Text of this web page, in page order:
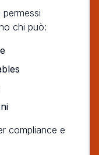
chi può:
compliance e